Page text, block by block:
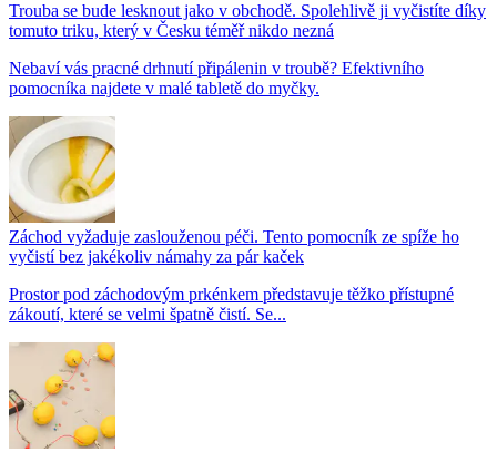
Trouba se bude lesknout jako v obchodě. Spolehlivě ji vyčistíte díky
tomuto triku, který v Česku téměř nikdo nezná
Nebaví vás pracné drhnutí připálenin v troubě? Efektivního
pomocníka najdete v malé tabletě do myčky.
Záchod vyžaduje zaslouženou péči. Tento pomocník ze spíže ho
vyčistí bez jakékoliv námahy za pár kaček
Prostor pod záchodovým prkénkem představuje těžko přístupné
zákoutí, které se velmi špatně čistí. Se...